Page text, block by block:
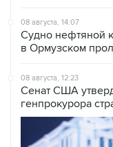
08 августа, 14:07
Судно нефтяной
в Ормузском
08 августа, 12:23
Сенат США
генпрокурора